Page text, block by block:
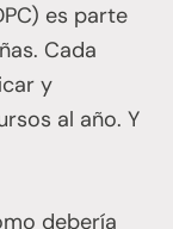
es parte
Cada
y
al año. Y
debería